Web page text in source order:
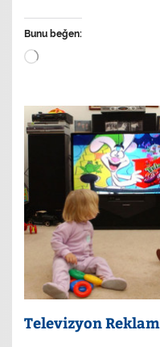
Bunu beğen:
Yükleniyor...
Televizyon